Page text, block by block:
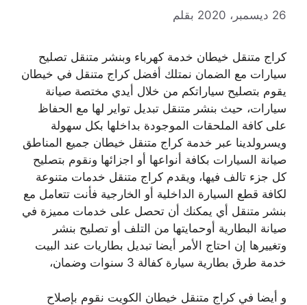
26 ديسمبر، 2020 بقلم
كراج متنقل خيطان خدمة كهرباء وبنشر متنقل تصليح
سيارات مع الضمان نمتلك أفضل كراج متنقل في خيطان
يقوم بتصليح سياراتكم من خلال أيدي مختصة صيانة
سيارات، حيث بنشر متنقل تبديل تواير لها مع الحفاظ
على كافة الملحقات الموجودة بداخلها بكل سهولة
ويسرولدينا عبر خدمة كراج متنقل خيطان جميع المناطق
صيانة السيارات بكافة أنواعها أو اجزائها ونقوم بتصليح
كل جزء تالف فيها، ويقدم كراج متنقل خدمات متنوعة
لكافة قطع السيارة الداخلية أو الخارجية فأنت تتعامل مع
بنشر متنقل أي يمكنك أن تحصل على خدمات مميزة في
صيانة البطارية أوحمايتها من التلف أو تصليح بنشر
وتغييرها إن احتاج الأمر أيضا تبديل بطاريات عند البيت
خدمة طرق بطارية سيارة كفالة 3 سنوات وضمان،
و أيضا في كراج متنقل خيطان الكويت نقوم بإصلاح